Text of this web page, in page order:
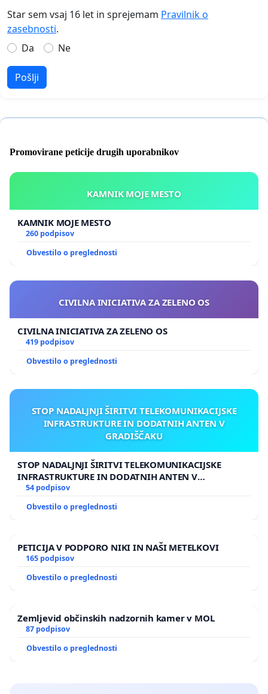
Star sem vsaj 16 let in sprejemam Pravilnik o
zasebnosti.
Da
Ne
Pošlji
Promovirane peticije drugih uporabnikov
KAMNIK MOJE MESTO
KAMNIK MOJE MESTO
260 podpisov
Obvestilo o preglednosti
CIVILNA INICIATIVA ZA ZELENO OS
CIVILNA INICIATIVA ZA ZELENO OS
419 podpisov
Obvestilo o preglednosti
STOP NADALJNJI ŠIRITVI TELEKOMUNIKACIJSKE
INFRASTRUKTURE IN DODATNIH ANTEN V
GRADIŠČAKU
STOP NADALJNJI ŠIRITVI TELEKOMUNIKACIJSKE
INFRASTRUKTURE IN DODATNIH ANTEN V
GRADIŠČAKU
54 podpisov
Obvestilo o preglednosti
PETICIJA V PODPORO NIKI IN NAŠI METELKOVI
165 podpisov
Obvestilo o preglednosti
Zemljevid občinskih nadzornih kamer v MOL
87 podpisov
Obvestilo o preglednosti